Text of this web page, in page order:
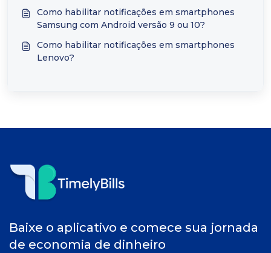
Como habilitar notificações em smartphones
Samsung com Android versão 9 ou 10?
Como habilitar notificações em smartphones
Lenovo?
Baixe o aplicativo e comece sua jornada
de economia de dinheiro